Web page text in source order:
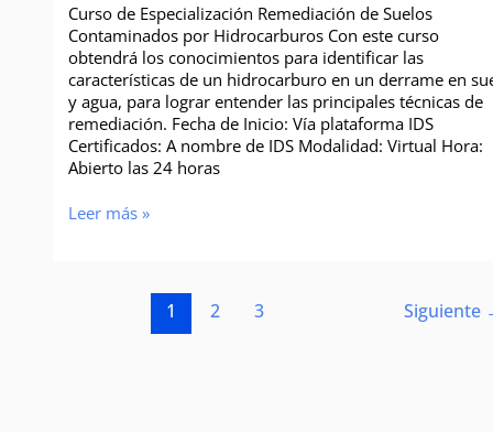
Curso de Especialización Remediación de Suelos
Contaminados por Hidrocarburos Con este curso
obtendrá los conocimientos para identificar las
características de un hidrocarburo en un derrame en
y agua, para lograr entender las principales técnicas de
remediación. Fecha de Inicio: Vía plataforma IDS
Certificados: A nombre de IDS Modalidad: Virtual Hora:
Abierto las 24 horas
Leer más »
1 2 3 Siguiente